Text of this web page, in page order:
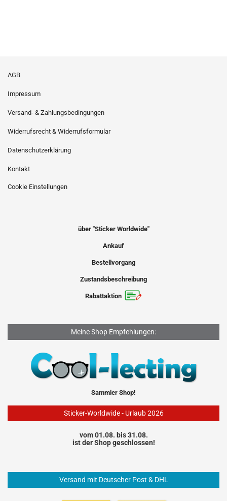
AGB
Impressum
Versand- & Zahlungsbedingungen
Widerrufsrecht & Widerrufsformular
Datenschutzerklärung
Kontakt
Cookie Einstellungen
über "Sticker Worldwide"
Ankauf
Bestellvorgang
Zustandsbeschreibung
Rabattaktion
Meine Shop Empfehlungen:
Sammler Shop!
Sticker-Worldwide - Urlaub 2026
vom 01.08. bis 31.08.
ist der Shop geschlossen!
Versand mit Deutscher Post & DHL